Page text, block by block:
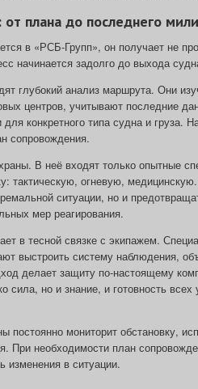
плана до последнего
в «РСБ‑Групп», он получает не
начинается задолго до выхода
глубокий анализ маршрута. Они
центров, учитывают последние
для конкретного типа судна и груза.
сопровождения.
В неё входят только опытные
тактическую, огневую,
ситуации, но и
мер реагирования.
в тесной связке с экипажем.
выстроить систему наблюдения,
делает защиту по-настоящему
сила, но и знание, и готовность всех
постоянно мониторит обстановку,
При необходимости план
изменения в ситуации.